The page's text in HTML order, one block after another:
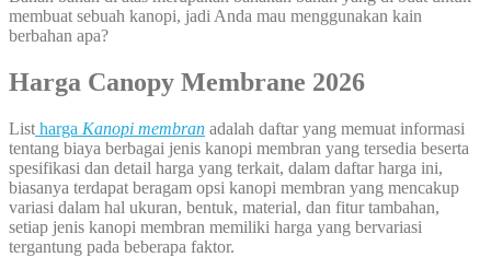
membuat sebuah kanopi, jadi Anda mau menggunakan kain
berbahan apa?
Harga Canopy Membrane 2026
List harga Kanopi membran adalah daftar yang memuat informasi
tentang biaya berbagai jenis kanopi membran yang tersedia beserta
spesifikasi dan detail harga yang terkait, dalam daftar harga ini,
biasanya terdapat beragam opsi kanopi membran yang mencakup
variasi dalam hal ukuran, bentuk, material, dan fitur tambahan,
setiap jenis kanopi membran memiliki harga yang bervariasi
tergantung pada beberapa faktor.